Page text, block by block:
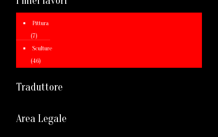
Pittura
(7)
Sculture
(46)
Traduttore
Area Legale